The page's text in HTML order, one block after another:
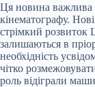
Ця новина важлива
кінематографу.
стрімкий розвиток
залишаються в
необхідність
чітко
роль відіграли